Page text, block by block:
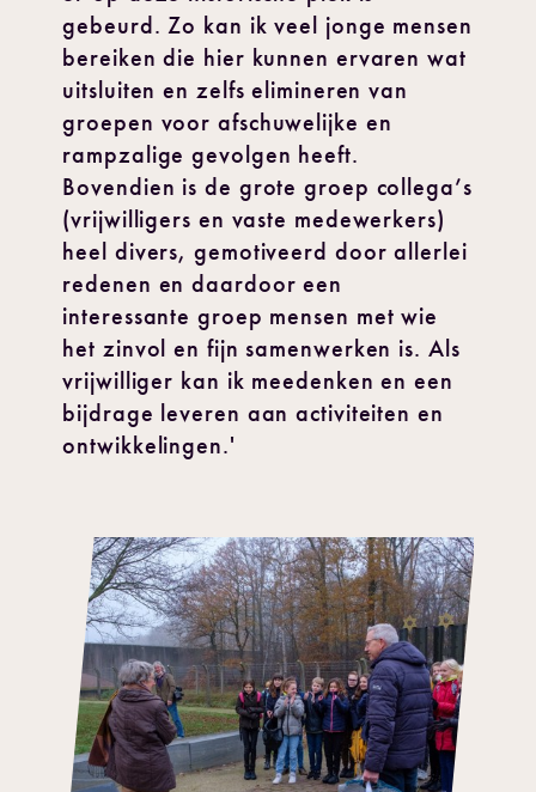
gebeurd. Zo kan ik veel jonge mensen
bereiken die hier kunnen ervaren wat
uitsluiten en zelfs elimineren van
groepen voor afschuwelijke en
rampzalige gevolgen heeft.
Bovendien is de grote groep collega’s
(vrijwilligers en vaste medewerkers)
heel divers, gemotiveerd door allerlei
redenen en daardoor een
interessante groep mensen met wie
het zinvol en fijn samenwerken is. Als
vrijwilliger kan ik meedenken en een
bijdrage leveren aan activiteiten en
ontwikkelingen.'